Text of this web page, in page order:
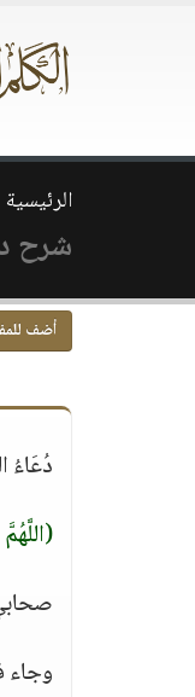
الرئيسية
شرح
أضف
دُعَاءُ
وجاء